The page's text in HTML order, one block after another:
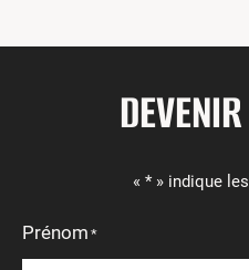
« * » indique
Prénom *